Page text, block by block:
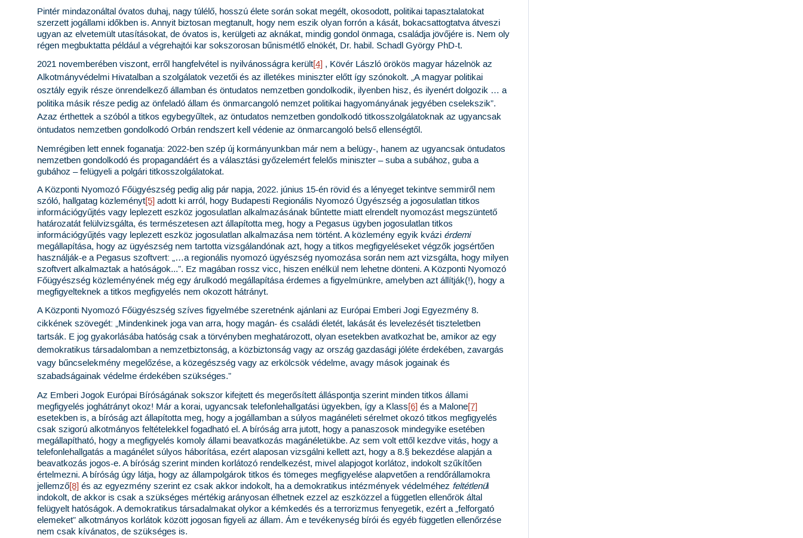
Pintér mindazonáltal óvatos duhaj, nagy túlélő, hosszú élete során sokat megélt, okosodott, politikai tapasztalatokat
szerzett jogállami időkben is. Annyit biztosan megtanult, hogy nem eszik olyan forrón a kását, bokacsattogtatva átveszi
ugyan az elvetemült utasításokat, de óvatos is, kerülgeti az aknákat, mindig gondol önmaga, családja jövőjére is. Nem oly
régen megbuktatta például a végrehajtói kar sokszorosan bűnismétlő elnökét, Dr. habil. Schadl György PhD-t.
2021 novemberében viszont, erről hangfelvétel is nyilvánosságra került[4] , Kövér László örökös magyar házelnök az
Alkotmányvédelmi Hivatalban a szolgálatok vezetői és az illetékes miniszter előtt így szónokolt. „A magyar politikai
osztály egyik része önrendelkező államban és öntudatos nemzetben gondolkodik, ilyenben hisz, és ilyenért dolgozik … a
politika másik része pedig az önfeladó állam és önmarcangoló nemzet politikai hagyományának jegyében cselekszik”.
Azaz érthettek a szóból a titkos egybegyűltek, az öntudatos nemzetben gondolkodó titkosszolgálatoknak az ugyancsak
öntudatos nemzetben gondolkodó Orbán rendszert kell védenie az önmarcangoló belső ellenségtől.
Nemrégiben lett ennek foganatja: 2022-ben szép új kormányunkban már nem a belügy-, hanem az ugyancsak öntudatos
nemzetben gondolkodó és propagandáért és a választási győzelemért felelős miniszter – suba a subához, guba a
gubához – felügyeli a polgári titkosszolgálatokat.
AKözponti Nyomozó Főügyészség pedig alig pár napja, 2022. június 15-én rövid és a lényeget tekintve semmiről nem
szóló, hallgatag közleményt[5] adott ki arról, hogy Budapesti Regionális Nyomozó Ügyészség a jogosulatlan titkos
információgyűjtés vagy leplezett eszköz jogosulatlan alkalmazásának bűntette miatt elrendelt nyomozást megszüntető
határozatát felülvizsgálta, és természetesen azt állapította meg, hogy a Pegasus ügyben jogosulatlan titkos
információgyűjtés vagy leplezett eszköz jogosulatlan alkalmazása nem történt. A közlemény egyik kvázi érdemi
megállapítása, hogy az ügyészség nem tartotta vizsgálandónak azt, hogy a titkos megfigyeléseket végzők jogsértően
használják-e a Pegasus szoftvert: „…a regionális nyomozó ügyészség nyomozása során nem azt vizsgálta, hogy milyen
szoftvert alkalmaztak a hatóságok...”. Ez magában rossz vicc, hiszen enélkül nem lehetne dönteni. A Központi Nyomozó
Főügyészség közleményének még egy árulkodó megállapítása érdemes a figyelmünkre, amelyben azt állítják(!), hogy a
megfigyelteknek a titkos megfigyelés nem okozott hátrányt.
AKözponti Nyomozó Főügyészség szíves figyelmébe szeretnénk ajánlani az Európai Emberi Jogi Egyezmény 8.
cikkének szövegét: „Mindenkinek joga van arra, hogy magán- és családi életét, lakását és levelezését tiszteletben
tartsák. E jog gyakorlásába hatóság csak a törvényben meghatározott, olyan esetekben avatkozhat be, amikor az egy
demokratikus társadalomban a nemzetbiztonság, a közbiztonság vagy az ország gazdasági jóléte érdekében, zavargás
vagy bűncselekmény megelőzése, a közegészség vagy az erkölcsök védelme, avagy mások jogainak és
szabadságainak védelme érdekében szükséges.”
Az Emberi Jogok Európai Bíróságának sokszor kifejtett és megerősített álláspontja szerint minden titkos állami
megfigyelés joghátrányt okoz! Már a korai, ugyancsak telefonlehallgatási ügyekben, így a Klass[6] és a Malone[7]
esetekben is, a bíróság azt állapította meg, hogy a jogállamban a súlyos magánéleti sérelmet okozó titkos megfigyelés
csak szigorú alkotmányos feltételekkel fogadható el. A bíróság arra jutott, hogy a panaszosok mindegyike esetében
megállapítható, hogy a megfigyelés komoly állami beavatkozás magánéletükbe. Az sem volt ettől kezdve vitás, hogy a
telefonlehallgatás a magánélet súlyos háborítása, ezért alaposan vizsgálni kellett azt, hogy a 8.§ bekezdése alapján a
beavatkozás jogos-e. A bíróság szerint minden korlátozó rendelkezést, mivel alapjogot korlátoz, indokolt szűkítően
értelmezni. A bíróság úgy látja, hogy az állampolgárok titkos és tömeges megfigyelése alapvetően a rendőrállamokra
jellemző[8] és az egyezmény szerint ez csak akkor indokolt, ha a demokratikus intézmények védelméhez feltétlenül
indokolt, de akkor is csak a szükséges mértékig arányosan élhetnek ezzel az eszközzel a független ellenőrök által
felügyelt hatóságok. A demokratikus társadalmakat olykor a kémkedés és a terrorizmus fenyegetik, ezért a „felforgató
elemeket” alkotmányos korlátok között jogosan figyeli az állam. Ám e tevékenység bírói és egyéb független ellenőrzése
nem csak kívánatos, de szükséges is.